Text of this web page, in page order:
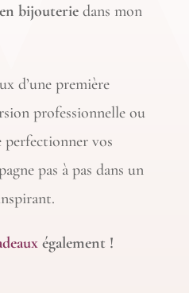
bijouteriedans mon
d’une première
professionnelle ou
perfectionner vos
pas à pas dans un
également !